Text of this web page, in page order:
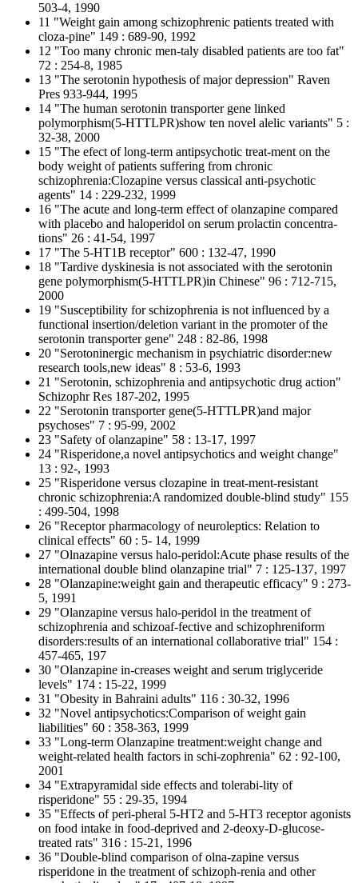
503-4, 1990
11 "Weight gain among schizophrenic patients treated with
cloza-pine" 149 : 689-90, 1992
12 "Too many chronic men-taly disabled patients are too fat"
72 : 254-8, 1985
13 "The serotonin hypothesis of major depression" Raven
Pres 933-944, 1995
14 "The human serotonin transporter gene linked
polymorphism(5-HTTLPR)show ten novel alelic variants" 5 :
32-38, 2000
15 "The efect of long-term antipsychotic treat-ment on the
body weight of patients suffering from chronic
schizophrenia:Clozapine versus classical anti-psychotic
agents" 14 : 229-232, 1999
16 "The acute and long-term effect of olanzapine compared
with placebo and haloperidol on serum prolactin concentra-
tions" 26 : 41-54, 1997
17 "The 5-HT1B receptor" 600 : 132-47, 1990
18 "Tardive dyskinesia is not associated with the serotonin
gene polymorphism(5-HTTLPR)in Chinese" 96 : 712-715,
2000
19 "Susceptibility for schizophrenia is not influenced by a
functional insertion/deletion variant in the promoter of the
serotonin transporter gene" 248 : 82-86, 1998
20 "Serotoninergic mechanism in psychiatric disorder:new
research tools,new ideas" 8 : 53-6, 1993
21 "Serotonin, schizophrenia and antipsychotic drug action"
Schizophr Res 187-202, 1995
22 "Serotonin transporter gene(5-HTTLPR)and major
psychoses" 7 : 95-99, 2002
23 "Safety of olanzapine" 58 : 13-17, 1997
24 "Risperidone,a novel antipsychotics and weight change"
13 : 92-, 1993
25 "Risperidone versus clozapine in treat-ment-resistant
chronic schizophrenia:A randomized double-blind study" 155
: 499-504, 1998
26 "Receptor pharmacology of neuroleptics: Relation to
clinical effects" 60 : 5- 14, 1999
27 "Olnazapine versus halo-peridol:Acute phase results of the
international double blind olanzapine trial" 7 : 125-137, 1997
28 "Olanzapine:weight gain and therapeutic efficacy" 9 : 273-
5, 1991
29 "Olanzapine versus halo-peridol in the treatment of
schizophrenia and schizoaf-fective and schizophreniform
disorders:results of an international collaborative trial" 154 :
457-465, 197
30 "Olanzapine in-creases weight and serum triglyceride
levels" 174 : 15-22, 1999
31 "Obesity in Bahraini adults" 116 : 30-32, 1996
32 "Novel antipsychotics:Comparison of weight gain
liabilities" 60 : 358-363, 1999
33 "Long-term Olanzapine treatment:weight change and
weight-related health factors in schi-zophrenia" 62 : 92-100,
2001
34 "Extrapyramidal side effects and tolerabi-lity of
risperidone" 55 : 29-35, 1994
35 "Effects of peri-pheral 5-HT2 and 5-HT3 receptor agonists
on food intake in food-deprived and 2-deoxy-D-glucose-
treated rats" 316 : 15-21, 1996
36 "Double-blind comparison of olna-zapine versus
risperidone in the treatment of schizoph-renia and other